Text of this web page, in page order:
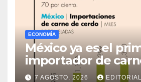
ECONOMÍA
México ya es el
importador de
cerdo en el mundo
7 AGOSTO, 2026 EDITORIAL